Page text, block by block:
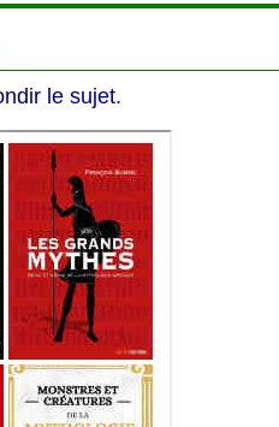
le sujet.